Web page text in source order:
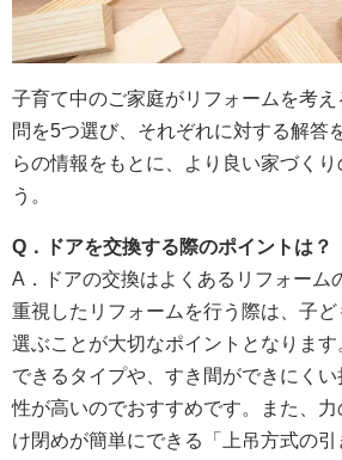
子育て中のご家庭がリフォームを考
問を5つ選び、それぞれに対する解答
らの情報をもとに、より良い家づく
う。
Q ．ドアを交換する際のポイントは？
A．ドアの交換はよくあるリフォーム
重視したリフォームを行う際は、子
選ぶことが大切なポイントとなりま
できるタイプや、すき間ができにく
性が高いのでおすすめです。また、
け閉めが簡単にできる「上吊方式の引